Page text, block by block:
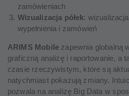
zamówieniach
Wizualizacja półek:
wypełnienia i zamówień
ARIMS Mobilezapewnia globalną
graficzną analizę i raportowanie, a
czasie rzeczywistym, które są
natychmiast pokazują zmiany.
pozwala na analizę Big Data w